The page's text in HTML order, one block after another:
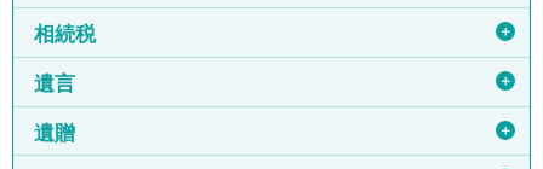
相続税 ＋
遺言 ＋
遺贈 ＋